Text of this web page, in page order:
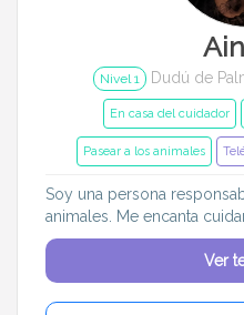
Nivel 1 Dudú de
En casa del cuidador
Pasear a los animales
Soy una persona
animales. Me encanta
Ver